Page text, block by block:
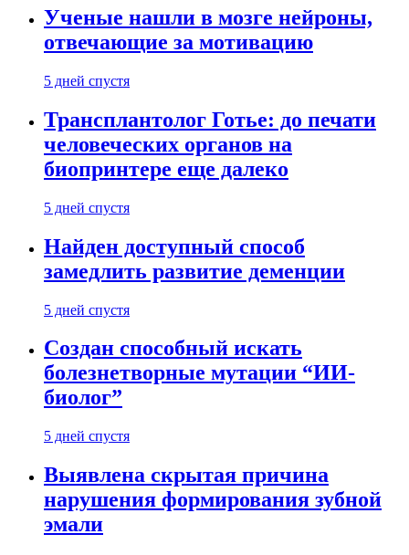
Ученые нашли в мозге нейроны,
отвечающие за мотивацию
5 дней спустя
Трансплантолог Готье: до печати
человеческих органов на
биопринтере еще далеко
5 дней спустя
Найден доступный способ
замедлить развитие деменции
5 дней спустя
Создан способный искать
болезнетворные мутации “ИИ-
биолог”
5 дней спустя
Выявлена скрытая причина
нарушения формирования зубной
эмали